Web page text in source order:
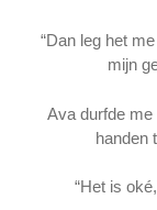
“Dan leg het
mijn
Ava durfde
handen
“Het is